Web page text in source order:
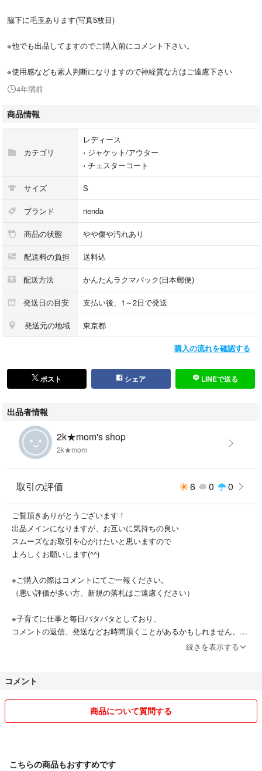
脇下に毛玉あります(写真5枚目)
※他でも出品してますのでご購入前にコメント下さい。
※使用感なども素人判断になりますので神経質な方はご遠慮下さい
4年弱前
商品情報
カテゴリ
レディース
› ジャケット/アウター
› チェスターコート
サイズ S
ブランド rienda
商品の状態 やや傷や汚れあり
配送料の負担 送料込
配送方法 かんたんラクマパック(日本郵便)
発送日の目安 支払い後、1～2日で発送
発送元の地域 東京都
購入の流れを確認する
ポスト シェア LINEで送る
出品者情報
2k★mom's shop
2k★mom
取引の評価 6 0 0
ご覧頂きありがとうございます！
出品メインになりますが、お互いに気持ちの良い
スムーズなお取引を心がけたいと思いますので
よろしくお願いします(^^)
※ご購入の際はコメントにてご一報ください。
（悪い評価が多い方、新規の落札はご遠慮ください）
※子育てに仕事と毎日バタバタとしており、
コメントの返信、発送などお時間頂くことがあるかもしれません。
※喫煙者いません。
ご遠慮いただければと思います。
続きを表示する
コメント
商品について質問する
こちらの商品もおすすめです